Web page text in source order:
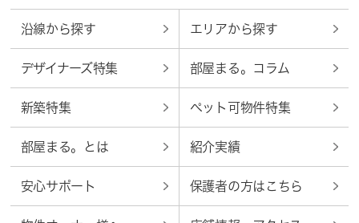
沿線から探す エリアから探す
デザイナーズ特集 部屋まる。コラム
新築特集 ペット可物件特集
部屋まる。とは 紹介実績
安心サポート 保護者の方はこちら